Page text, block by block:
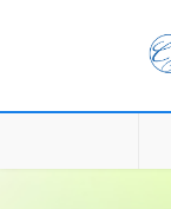
ツ
シ